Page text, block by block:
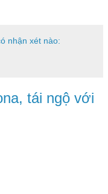
nhận xét nào:
tái ngộ với